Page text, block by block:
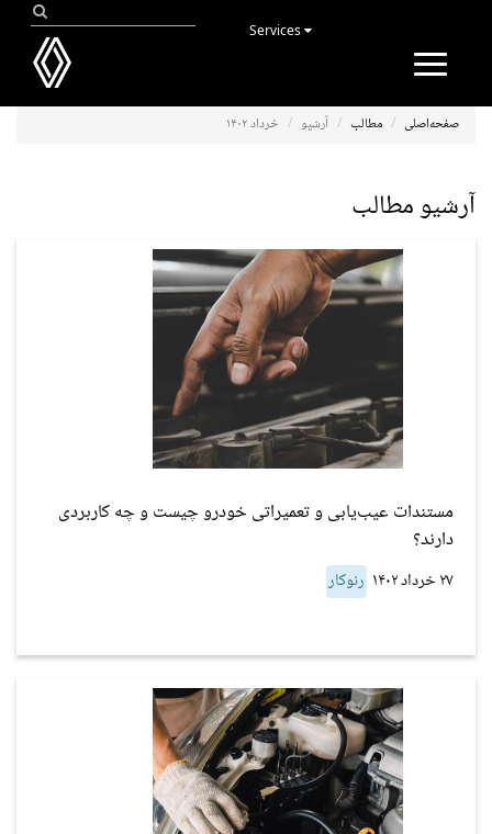
Toggle
صفحه‌اصلی مطالب آرشیو خرداد ۱۴۰۲
آرشیو مطالب
مستندات عیب‌یابی و تعمیراتی خودرو چیست و چه کاربردی
دارند؟
۲۷ خرداد ۱۴۰۲ رنوکار